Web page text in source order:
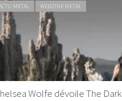
METAL WEBZINE METAL
Wolfe dévoile The Dark